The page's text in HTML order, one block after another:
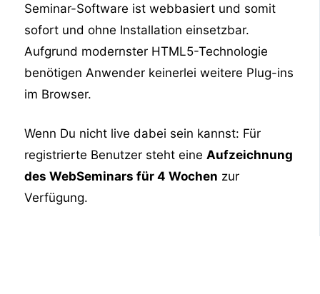
Seminar-Software ist webbasiert und somit
sofort und ohne Installation einsetzbar.
Aufgrund modernster HTML5-Technologie
benötigen Anwender keinerlei weitere Plug-ins
im Browser.
Wenn Du nicht live dabei sein kannst: Für
registrierte Benutzer steht eineAufzeichnung
des WebSeminars für 4 Wochen zur
Verfügung.